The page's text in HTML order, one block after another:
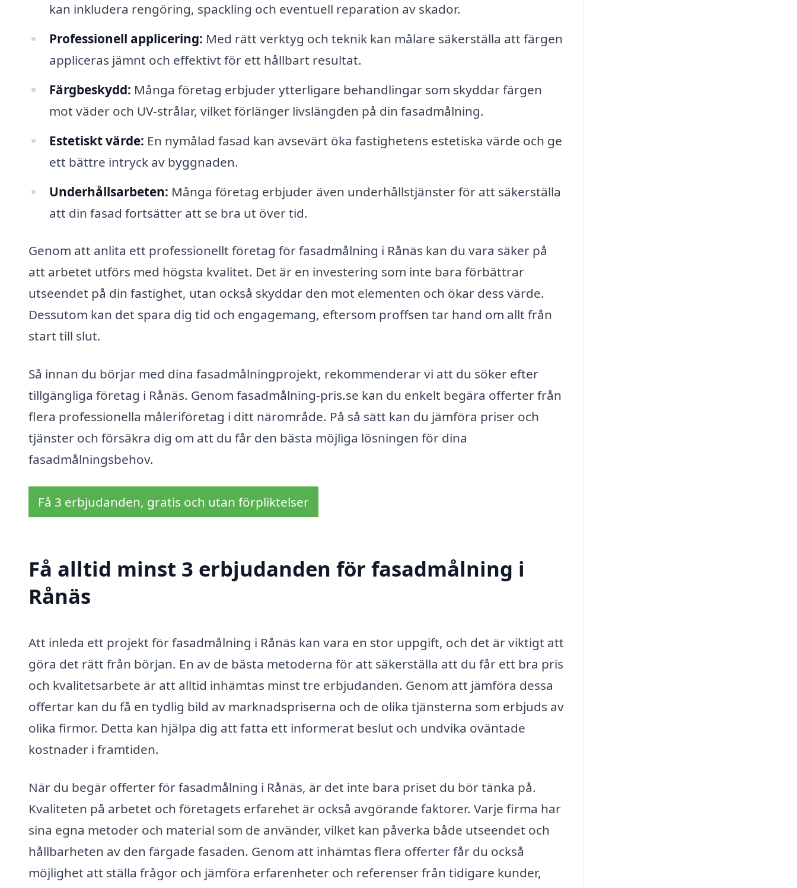
kan inkludera rengöring, spackling och eventuell reparation av skador.
Professionell applicering: Med rätt verktyg och teknik kan målare säkerställa att färgen
appliceras jämnt och effektivt för ett hållbart resultat.
Färgbeskydd: Många företag erbjuder ytterligare behandlingar som skyddar färgen
mot väder och UV-strålar, vilket förlänger livslängden på din fasadmålning.
Estetiskt värde: En nymålad fasad kan avsevärt öka fastighetens estetiska värde och ge
ett bättre intryck av byggnaden.
Underhållsarbeten: Många företag erbjuder även underhållstjänster för att säkerställa
att din fasad fortsätter att se bra ut över tid.
Genom att anlita ett professionellt företag för fasadmålning i Rånäs kan du vara säker på
att arbetet utförs med högsta kvalitet. Det är en investering som inte bara förbättrar
utseendet på din fastighet, utan också skyddar den mot elementen och ökar dess värde.
Dessutom kan det spara dig tid och engagemang, eftersom proffsen tar hand om allt från
start till slut.
Så innan du börjar med dina fasadmålningprojekt, rekommenderar vi att du söker efter
tillgängliga företag i Rånäs. Genom fasadmålning-pris.se kan du enkelt begära offerter från
flera professionella måleriföretag i ditt närområde. På så sätt kan du jämföra priser och
tjänster och försäkra dig om att du får den bästa möjliga lösningen för dina
fasadmålningsbehov.
Få 3 erbjudanden, gratis och utan förpliktelser
Få alltid minst 3 erbjudanden för fasadmålning i
Rånäs
Att inleda ett projekt för fasadmålning i Rånäs kan vara en stor uppgift, och det är viktigt att
göra det rätt från början. En av de bästa metoderna för att säkerställa att du får ett bra pris
och kvalitetsarbete är att alltid inhämtas minst tre erbjudanden. Genom att jämföra dessa
offertar kan du få en tydlig bild av marknadspriserna och de olika tjänsterna som erbjuds av
olika firmor. Detta kan hjälpa dig att fatta ett informerat beslut och undvika oväntade
kostnader i framtiden.
När du begär offerter för fasadmålning i Rånäs, är det inte bara priset du bör tänka på.
Kvaliteten på arbetet och företagets erfarehet är också avgörande faktorer. Varje firma har
sina egna metoder och material som de använder, vilket kan påverka både utseendet och
hållbarheten av den färgade fasaden. Genom att inhämtas flera offerter får du också
möjlighet att ställa frågor och jämföra erfarenheter och referenser från tidigare kunder,